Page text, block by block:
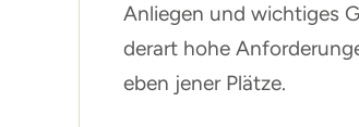
Anliegen und wichtiges
derart hohe
eben jener Plätze.